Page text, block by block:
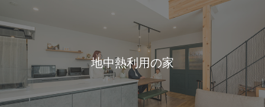
地中熱利用の家